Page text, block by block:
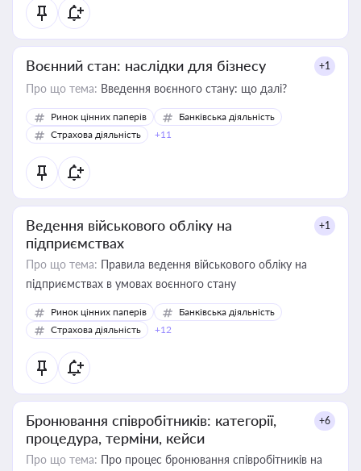
Воєнний стан: наслідки для бізнесу +1
Про що тема: Введення воєнного стану: що далі?
Ринок цінних паперів
Банківська діяльність
Страхова діяльність
+11
Ведення військового обліку на
підприємствах
+1
Про що тема: Правила ведення військового обліку на
підприємствах в умовах воєнного стану
Ринок цінних паперів
Банківська діяльність
Страхова діяльність
+12
Бронювання співробітників: категорії,
процедура, терміни, кейси
+6
Про що тема: Про процес бронювання співробітників на